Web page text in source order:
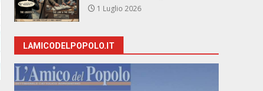
1 Luglio 2026
LAMICODELPOPOLO.IT